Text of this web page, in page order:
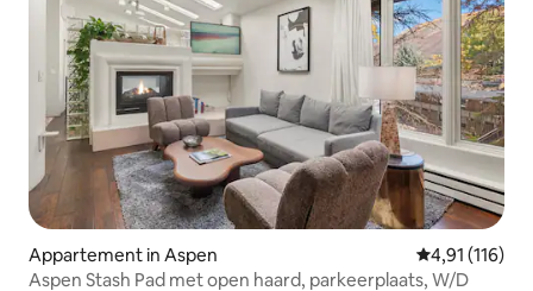
Appartement in Aspen Gemiddelde
4,91 (116)
Aspen Stash Pad met open haard, parkeerplaats, W/D